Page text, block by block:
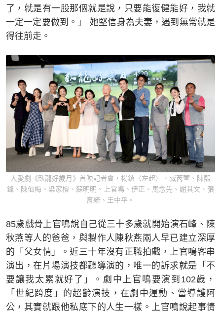
了，就是有一股那個就是說，只要能復健能好，我就
一定一定要做到。」 她堅信身為夫妻，遇到無常就是
得往前走。
大愛劇《臥龍好歲月》首映記者會，楊鎮（左起）、臧芮萱、陳熙
鋒、陳仙梅、梁家榕、蘇明明、上官鳴、伊正、馬念先、謝其文、張
育綺、王中平。
85歲戲骨上官鳴說自己從三十多歲就開始演石峰、陳
秋燕等人的爸爸，與製作人陳秋燕兩人早已建立深厚
的「父女情」。近三十年沒有正職拍戲，上官鳴客串
演出，在片場演技都聽導演的，唯一的訴求就是「不
要讓我太累就好了」。劇中上官鳴要演到102歲，
「世紀跨度」的超齡演技，在劇中運動、當導護阿
公，其實就跟他私底下的人生一樣。上官鳴說起事情